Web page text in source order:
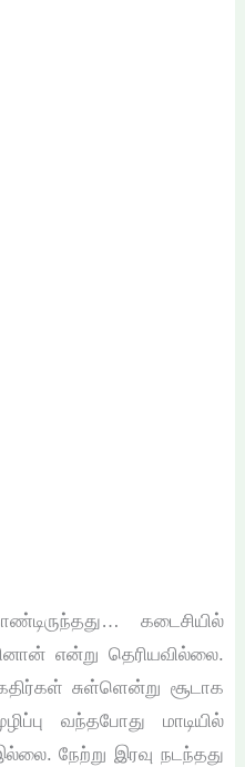
கடைசியில்
என்று தெரியவில்லை.
சுள்ளென்று சூடாக
வந்தபோது மாடியில்
நேற்று இரவு நடந்தது